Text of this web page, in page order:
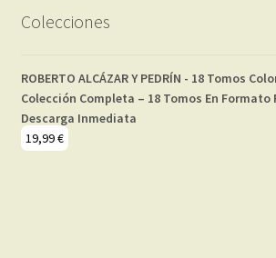
Colecciones
ROBERTO ALCÁZAR Y PEDRÍN - 18 Tomos
Colección Completa – 18 Tomos En Formato
Descarga Inmediata
19,99€